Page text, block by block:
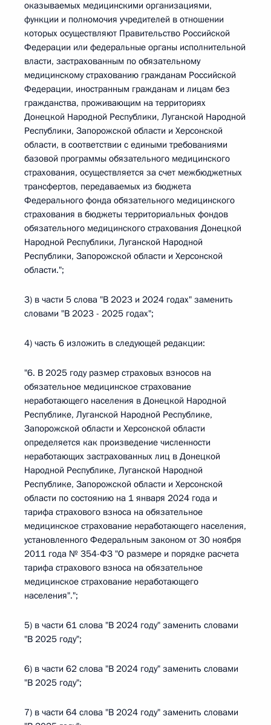
оказываемых медицинскими организациями,
функции и полномочия учредителей в отношении
которых осуществляют Правительство Российской
Федерации или федеральные органы исполнительной
власти, застрахованным по обязательному
медицинскому страхованию гражданам Российской
Федерации, иностранным гражданам и лицам без
гражданства, проживающим на территориях
Донецкой Народной Республики, Луганской Народной
Республики, Запорожской области и Херсонской
области, в соответствии с едиными требованиями
базовой программы обязательного медицинского
страхования, осуществляется за счет межбюджетных
трансфертов, передаваемых из бюджета
Федерального фонда обязательного медицинского
страхования в бюджеты территориальных фондов
обязательного медицинского страхования Донецкой
Народной Республики, Луганской Народной
Республики, Запорожской области и Херсонской
области.";
3) в части 5 слова "В 2023 и 2024 годах" заменить
словами "В 2023 - 2025 годах";
4) часть 6 изложить в следующей редакции:
"6. В 2025 году размер страховых взносов на
обязательное медицинское страхование
неработающего населения в Донецкой Народной
Республике, Луганской Народной Республике,
Запорожской области и Херсонской области
определяется как произведение численности
неработающих застрахованных лиц в Донецкой
Народной Республике, Луганской Народной
Республике, Запорожской области и Херсонской
области по состоянию на 1 января 2024 года и
тарифа страхового взноса на обязательное
медицинское страхование неработающего населения,
установленного Федеральным законом от 30 ноября
2011 года № 354-ФЗ "О размере и порядке расчета
тарифа страхового взноса на обязательное
медицинское страхование неработающего
населения".";
5) в части 61 слова "В 2024 году" заменить словами
"В 2025 году";
6) в части 62 слова "В 2024 году" заменить словами
"В 2025 году";
7) в части 64 слова "В 2024 году" заменить словами